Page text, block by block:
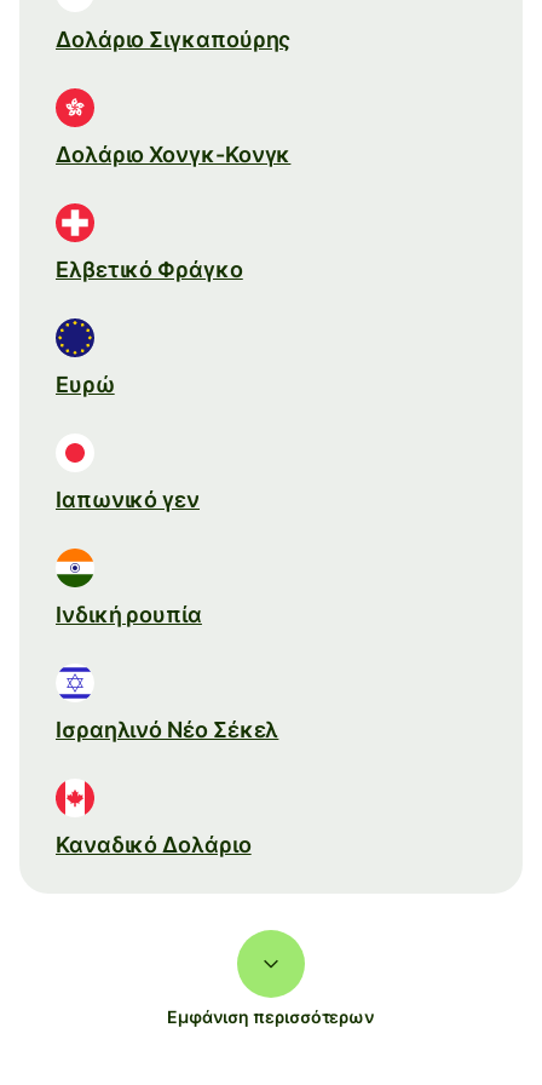
Δολάριο Σιγκαπούρης
Δολάριο Χονγκ-Κονγκ
Ελβετικό Φράγκο
Ευρώ
Ιαπωνικό γεν
Ινδική ρουπία
Ισραηλινό Νέο Σέκελ
Καναδικό Δολάριο
Εμφάνιση περισσότερων